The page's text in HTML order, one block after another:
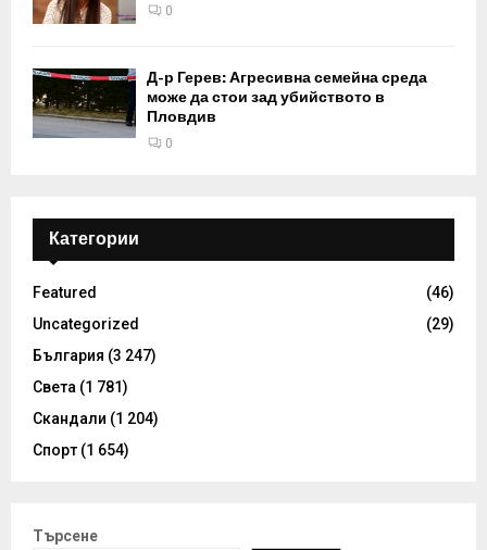
0
Д-р Герев: Агресивна семейна среда
може да стои зад убийството в
Пловдив
0
Категории
Featured
(46)
Uncategorized
(29)
България (3 247)
Света (1 781)
Скандали (1 204)
Спорт (1 654)
Търсене